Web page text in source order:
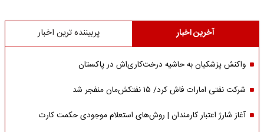
آخرین اخبار پربیننده ترین اخبار
واکنش پزشکیان به حاشیه درخت‌کاری‌اش در پاکستان
شرکت نفتی امارات فاش کرد/ ۱۵ نفتکش‌مان منفجر شد
آغاز شارژ اعتبار کارمندان | روش‌های استعلام موجودی حکمت کارت